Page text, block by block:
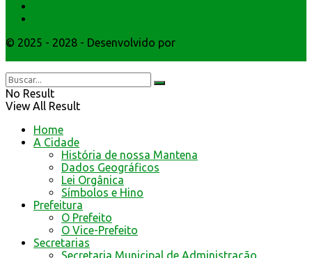
© 2025 - 2028 - Desenvolvido por
No Result
View All Result
Home
A Cidade
História de nossa Mantena
Dados Geográficos
Lei Orgânica
Símbolos e Hino
Prefeitura
O Prefeito
O Vice-Prefeito
Secretarias
Secretaria Municipal de Administração